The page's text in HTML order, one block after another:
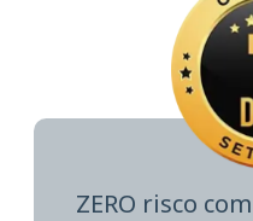
ZERO risco